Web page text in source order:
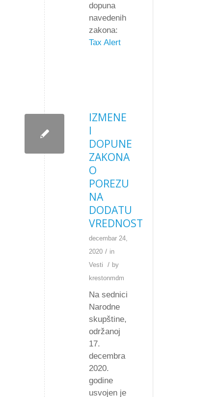
dopuna
navedenih
zakona:
Tax Alert
IZMENE
I
DOPUNE
ZAKONA
O
POREZU
NA
DODATU
VREDNOST
decembar 24,
2020 / in
Vesti
/ by
krestonmdm
Na sednici
Narodne
skupštine,
održanoj
17.
decembra
2020.
godine
usvojen je